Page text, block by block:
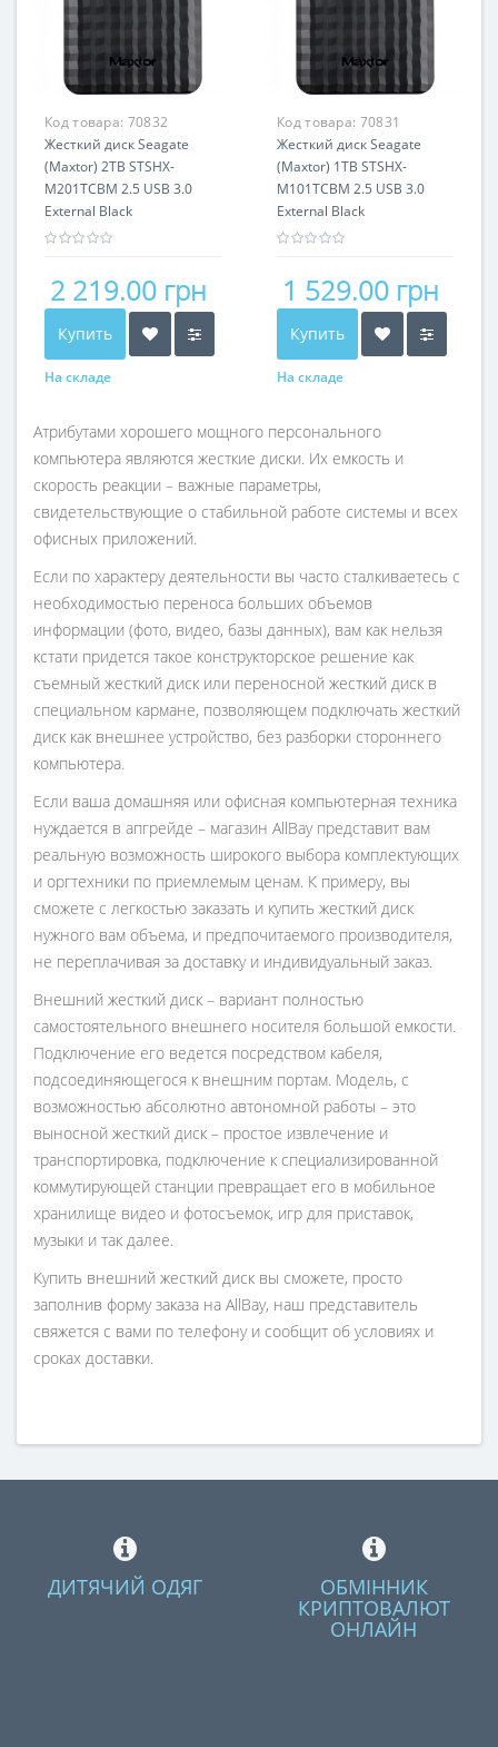
Код товара: 70832
Жесткий диск Seagate
(Maxtor) 2TB STSHX-
M201TCBM 2.5 USB 3.0
External Black
2 219.00 грн
Купить
На складе
Код товара: 70831
Жесткий диск Seagate
(Maxtor) 1TB STSHX-
M101TCBM 2.5 USB 3.0
External Black
1 529.00 грн
Купить
На складе
Атрибутами хорошего мощного персонального
компьютера являются жесткие диски. Их емкость и
скорость реакции – важные параметры,
свидетельствующие о стабильной работе системы и всех
офисных приложений.
Если по характеру деятельности вы часто сталкиваетесь с
необходимостью переноса больших объемов
информации (фото, видео, базы данных), вам как нельзя
кстати придется такое конструкторское решение как
съемный жесткий диск или переносной жесткий диск в
специальном кармане, позволяющем подключать жесткий
диск как внешнее устройство, без разборки стороннего
компьютера.
Если ваша домашняя или офисная компьютерная техника
нуждается в апгрейде – магазин AllBay представит вам
реальную возможность широкого выбора комплектующих
и оргтехники по приемлемым ценам. К примеру, вы
сможете с легкостью заказать и купить жесткий диск
нужного вам объема, и предпочитаемого производителя,
не переплачивая за доставку и индивидуальный заказ.
Внешний жесткий диск – вариант полностью
самостоятельного внешнего носителя большой емкости.
Подключение его ведется посредством кабеля,
подсоединяющегося к внешним портам. Модель, с
возможностью абсолютно автономной работы – это
выносной жесткий диск – простое извлечение и
транспортировка, подключение к специализированной
коммутирующей станции превращает его в мобильное
хранилище видео и фотосъемок, игр для приставок,
музыки и так далее.
Купить внешний жесткий диск вы сможете, просто
заполнив форму заказа на AllBay, наш представитель
свяжется с вами по телефону и сообщит об условиях и
сроках доставки.
ДИТЯЧИЙ ОДЯГ ОБМІННИК
КРИПТОВАЛЮТ
ОНЛАЙН